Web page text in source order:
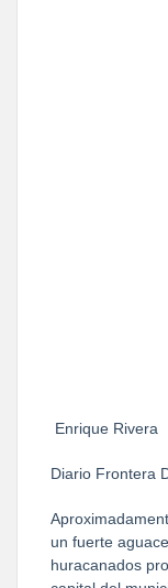
Enrique Rivera
Diario Frontera
un fuerte
huracanados